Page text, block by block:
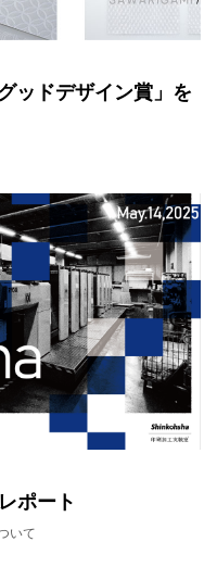
ッドデザイン賞」を
ポート
いて